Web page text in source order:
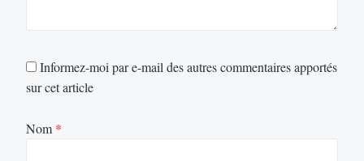
Informez-moi par e-mail des autres commentaires apportés
sur cet article
Nom *